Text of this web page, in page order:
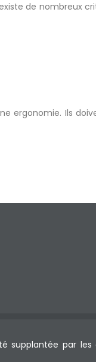
de nombreux
ergonomie. Ils
supplantée par